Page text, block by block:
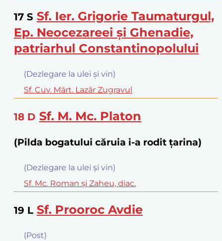
17 S Sf. Ier. Grigorie Taumaturgul,
Ep. Neocezareei şi Ghenadie,
patriarhul Constantinopolului
(Dezlegare la ulei şi vin)
Sf. Cuv. Mărt. Lazăr Zugravul
18 D Sf. M. Mc. Platon
(Pilda bogatului căruia i-a rodit țarina)
(Dezlegare la ulei şi vin)
Sf. Mc. Roman şi Zaheu, diac.
19 L Sf. Prooroc Avdie
(Post)